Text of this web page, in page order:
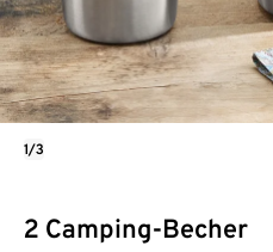
2 Camping-Becher
1/3